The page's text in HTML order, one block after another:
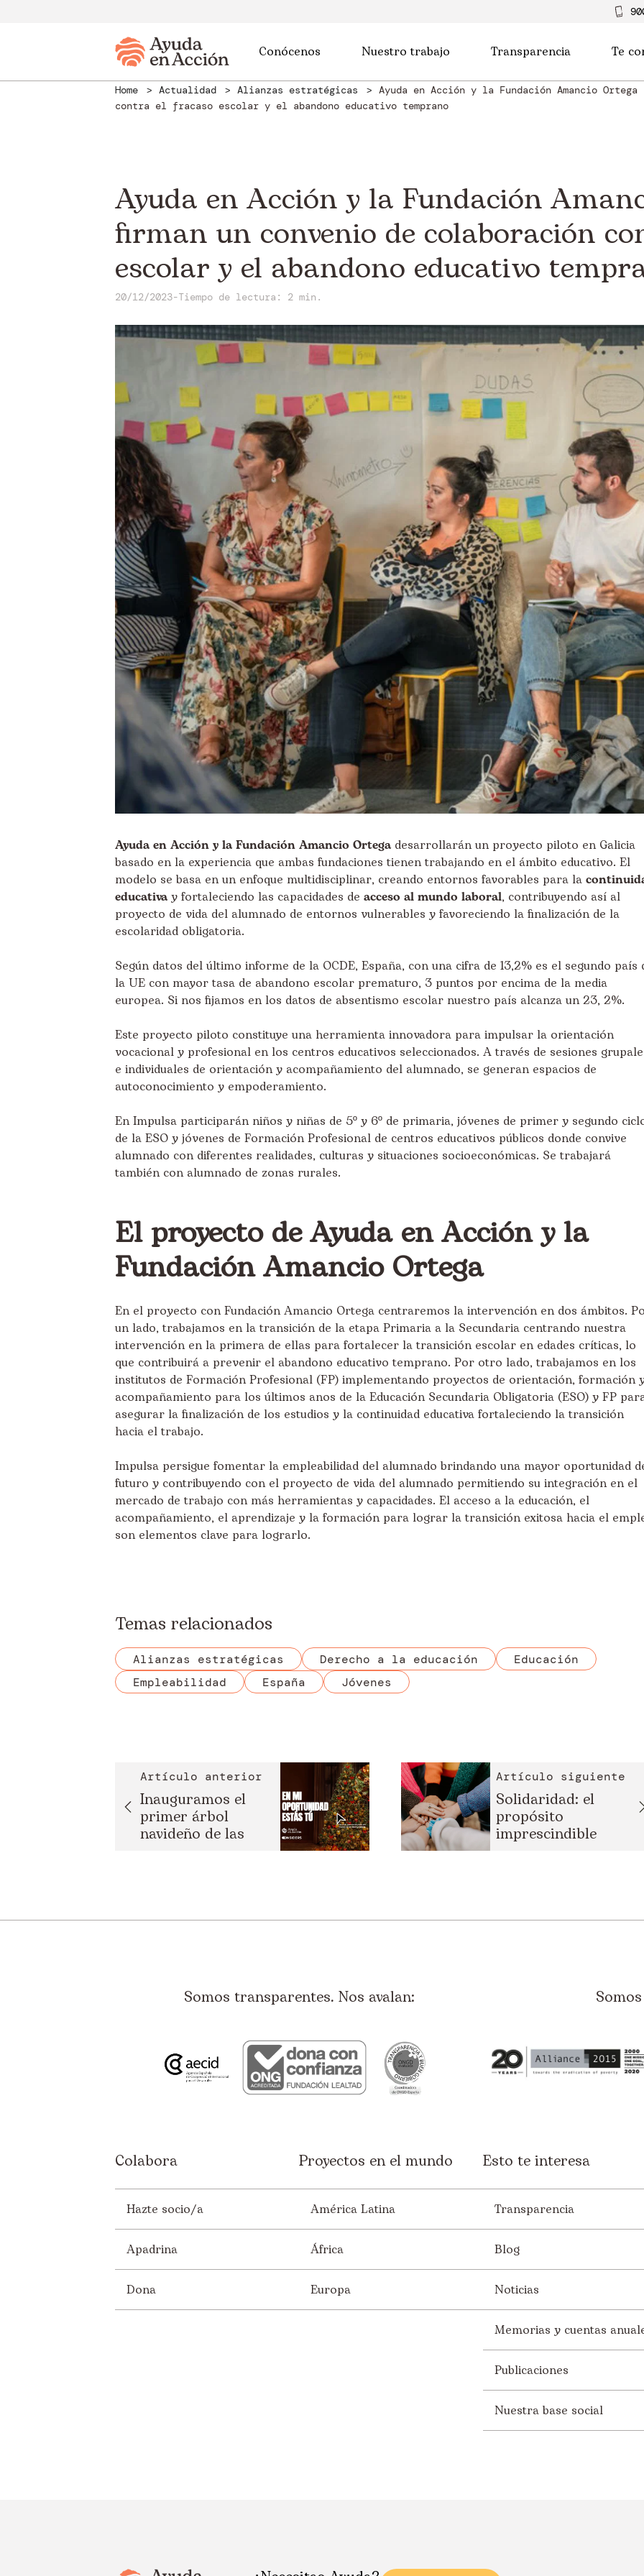
Conócenos Nuestro trabajo Transparencia Te
Home Actualidad Alianzas estratégicas
Ayuda en Acción y la Fundación Amancio
contra el fracaso escolar y el abandono educativo temprano
Ayuda en Acción y la Fundación
firman un convenio de colaboración
escolar y el abandono educativo
20/12/2023-Tiempo de lectura: 2 min.
Ayuda en Acción y la Fundación Amancio Ortegadesarrollarán un proyecto piloto en Galicia
basado en la experiencia que ambas fundaciones tienen trabajando en el ámbito educativo. El
modelo se basa en un enfoque multidisciplinar, creando entornos favorables para la
educativay fortaleciendo las capacidades de acceso al mundo laboral, contribuyendo así al
proyecto de vida del alumnado de entornos vulnerables y favoreciendo la finalización de la
escolaridad obligatoria.
Según datos del último informe de la OCDE, España, con una cifra de 13,2% es el segundo país
la UE con mayor tasa de abandono escolar prematuro, 3 puntos por encima de la media
europea. Si nos fijamos en los datos de absentismo escolar nuestro país alcanza un 23, 2%.
Este proyecto piloto constituye una herramienta innovadora para impulsar la orientación
vocacional y profesional en los centros educativos seleccionados. A través de sesiones
e individuales de orientación y acompañamiento del alumnado, se generan espacios de
autoconocimiento y empoderamiento.
En Impulsa participarán niños y niñas de 5º y 6º de primaria, jóvenes de primer y segundo
de la ESO y jóvenes de Formación Profesional de centros educativos públicos donde convive
alumnado con diferentes realidades, culturas y situaciones socioeconómicas. Se trabajará
también con alumnado de zonas rurales.
El proyecto de Ayuda en Acción y la
Fundación Amancio Ortega
En el proyecto con Fundación Amancio Ortega centraremos la intervención en dos ámbitos.
un lado, trabajamos en la transición de la etapa Primaria a la Secundaria centrando nuestra
intervención en la primera de ellas para fortalecer la transición escolar en edades críticas, lo
que contribuirá a prevenir el abandono educativo temprano. Por otro lado, trabajamos en los
institutos de Formación Profesional (FP) implementando proyectos de orientación, formación
acompañamiento para los últimos anos de la Educación Secundaria Obligatoria (ESO) y FP
asegurar la finalización de los estudios y la continuidad educativa fortaleciendo la transición
hacia el trabajo.
Impulsa persigue fomentar la empleabilidad del alumnado brindando una mayor oportunidad
futuro y contribuyendo con el proyecto de vida del alumnado permitiendo su integración en el
mercado de trabajo con más herramientas y capacidades. El acceso a la educación, el
acompañamiento, el aprendizaje y la formación para lograr la transición exitosa hacia el
son elementos clave para lograrlo.
Temas relacionados
Alianzas estratégicas Derecho a la educación
Educación
Empleabilidad
España Jóvenes
Artículo anterior
Inauguramos el
primer árbol
navideño de las
Artículo siguiente
Solidaridad: el
propósito
imprescindible
Somos transparentes. Nos avalan:
Colabora
Hazte socio/a
Apadrina
Dona
Proyectos en el mundo
América Latina
África
Europa
Esto te interesa
Transparencia
Blog
Noticias
Memorias y cuentas
Publicaciones
Nuestra base social